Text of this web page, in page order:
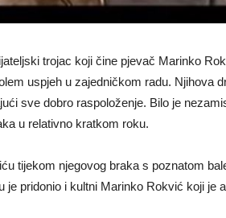
trojac koji čine pjevač Marinko
uspjeh u zajedničkom radu. Njihova
sve dobro raspoloženje. Bilo je
u relativno kratkom roku.
tijekom njegovog braka s poznatom
je pridonio i kultni Marinko Rokvić koji je